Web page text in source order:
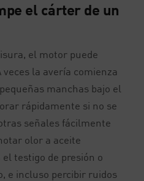
el cárter de un
el motor puede
la avería comienza
manchas bajo el
rápidamente si no se
señales fácilmente
olor a aceite
testigo de presión o
e incluso percibir ruidos